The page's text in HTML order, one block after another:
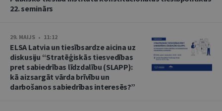
22. seminārs
29. MAIJS • 11:12
ELSA Latvia un tiesībsardze aicina uz
diskusiju “Stratēģiskās tiesvedības
pret sabiedrības līdzdalību (SLAPP):
kā aizsargāt vārda brīvību un
darbošanos sabiedrības interesēs?”